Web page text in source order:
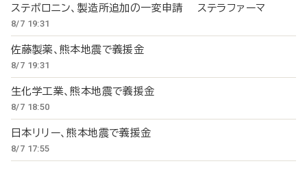
ステボロニン、製造所追加の一変申請 ステラファーマ
8/7 19:31
佐藤製薬、熊本地震で義援金
8/7 19:31
生化学工業、熊本地震で義援金
8/7 18:50
日本リリー、熊本地震で義援金
8/7 17:55